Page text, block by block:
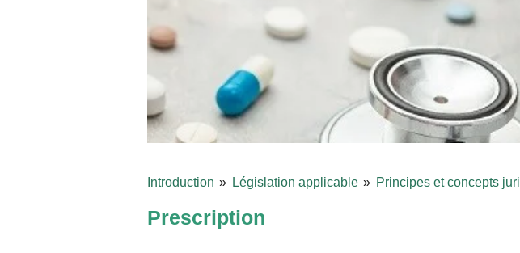
Introduction » Législation applicable » Principes et concepts
Prescription